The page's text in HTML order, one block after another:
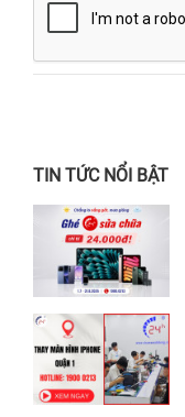
TIN TỨC NỔI BẬT